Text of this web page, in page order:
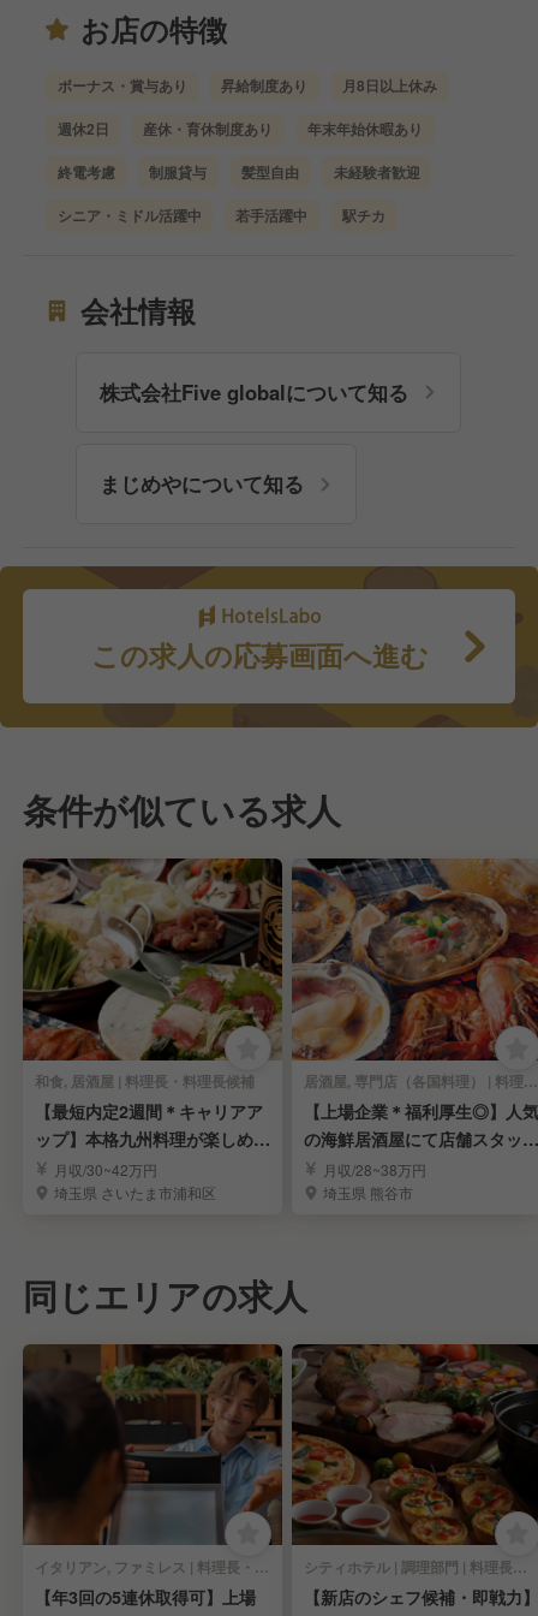
お店の特徴
ボーナス・賞与あり 昇給制度あり 月8日以上休み
週休2日 産休・育休制度あり 年末年始休暇あり
終電考慮 制服貸与 髪型自由 未経験者歓迎
シニア・ミドル活躍中 若手活躍中 駅チカ
会社情報
株式会社Five globalについて知る
まじめやについて知る
この求人の応募画面へ進む
条件が似ている求人
和食, 居酒屋 | 料理長・料理長候補
【最短内定2週間＊キャリアア
ップ】本格九州料理が楽しめる
居酒屋｜北浦和駅
月収/30~42万円
埼玉県 さいたま市浦和区
居酒屋, 専門店（各国料理） | 料理長・料理長候補
【上場企業＊福利厚生◎】人気
の海鮮居酒屋にて店舗スタッフ
を募集
月収/28~38万円
埼玉県 熊谷市
同じエリアの求人
イタリアン, ファミレス | 料理長・料理長候補
【年3回の5連休取得可】上場
シティホテル | 調理部門 | 料理長・料理長候補
【新店のシェフ候補・即戦力】